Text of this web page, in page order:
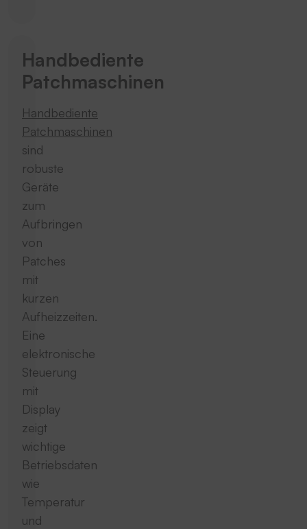
Handbediente
Patchmaschinen
Handbediente
Patchmaschinen
sind
robuste
Geräte
zum
Aufbringen
von
Patches
mit
kurzen
Aufheizzeiten.
Eine
elektronische
Steuerung
mit
Display
zeigt
wichtige
Betriebsdaten
wie
Temperatur
und